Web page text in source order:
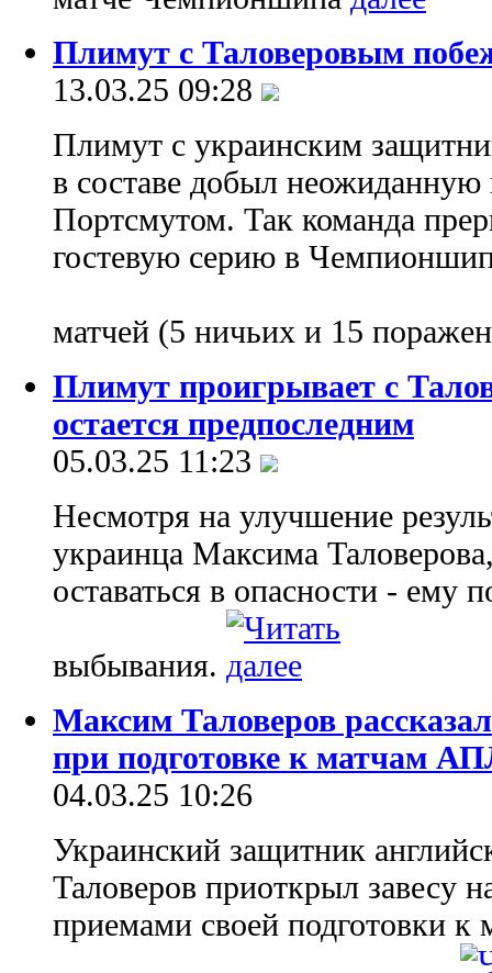
Плимут с Таловеровым
13.03.25 09:28
Плимут с украинским
в составе добыл
Портсмутом. Так команда
гостевую серию в
матчей (5 ничьих и 15
Плимут проигрывает с
остается предпоследним
05.03.25 11:23
Несмотря на улучшение
украинца Максима
оставаться в опасности - ему
выбывания.
Максим Таловеров
при подготовке к матчам
04.03.25 10:26
Украинский защитник
Таловеров приоткрыл завесу
приемами своей подготовки к